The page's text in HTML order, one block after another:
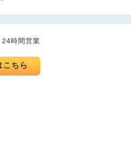
24時間営業
こちら